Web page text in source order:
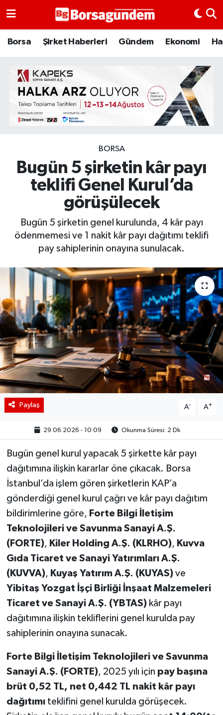
Borsa Şirket Haberleri Gündem Ekonomi
BORSA
Bugün 5 şirketin kâr payı
teklifi Genel Kurul’da
görüşülecek
Bugün 5 şirketin genel kurulunda, 4 kâr payı
ödenmemesi ve 1 nakit kâr payı dağıtımı teklifi
pay sahiplerinin onayına sunulacak.
Paylaş A- A+
29.06.2026 - 10:09 Okunma Süresi: 2 Dk
Bugün genel kurul yapacak 5 şirkette kâr payı
dağıtımına ilişkin kararlar öne çıkacak. Borsa
İstanbul’da işlem gören şirketlerin KAP’a
gönderdiği genel kurul çağrı ve kâr payı dağıtım
bildirimlerine göre, Forte Bilgi İletişim
Teknolojileri ve Savunma Sanayi A.Ş.
(FORTE), Kiler Holding A.Ş. (KLRHO), Kuvva
Gıda Ticaret ve Sanayi Yatırımları A.Ş.
(KUVVA), Kuyaş Yatırım A.Ş. (KUYAS)ve
Yibitaş Yozgat İşçi Birliği İnşaat Malzemeleri
Ticaret ve Sanayi A.Ş. (YBTAS)kâr payı
dağıtımına ilişkin tekliflerini genel kurulda pay
sahiplerinin onayına sunacak.
Forte Bilgi İletişim Teknolojileri ve Savunma
Sanayi A.Ş. (FORTE), 2025 yılı için pay başına
brüt 0,52 TL, net 0,442 TL nakit kâr payı
dağıtımıteklifini genel kurulda görüşecek.
Borsa
Emtia
Galeri
Bitcoin
Şirket Haberleri
BIST 100 Isı Haritası
Coin Isı Haritası
Ekonomik Takvim
Kiripto Para Piyasası
Gizlilik Sözleşmesi
Hakkımızda
İletişim